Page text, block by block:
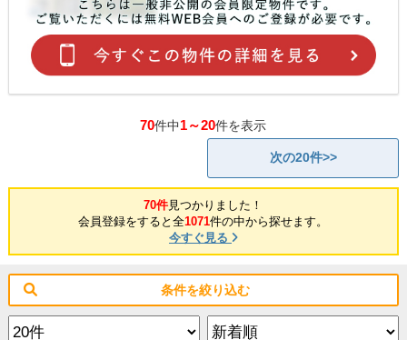
70件中1～20件を表示
次の20件>>
70件見つかりました！
会員登録をすると全1071件の中から探せます。
今すぐ見る
条件を絞り込む